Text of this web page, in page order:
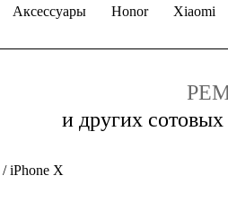
Аксессуары Honor Xiaomi
и других
/iPhone X